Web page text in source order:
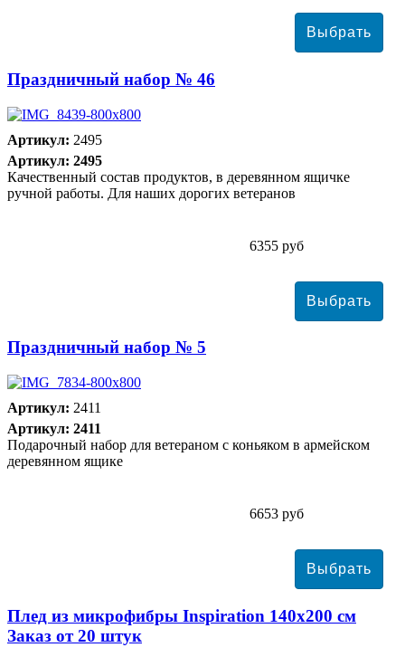
Праздничный набор № 46
Артикул: 2495
Артикул: 2495
Качественный состав продуктов, в деревянном ящичке
ручной работы. Для наших дорогих ветеранов
6355 руб
Праздничный набор № 5
Артикул: 2411
Артикул: 2411
Подарочный набор для ветераном с коньяком в армейском
деревянном ящике
6653 руб
Плед из микрофибры Inspiration 140х200 см
Заказ от 20 штук